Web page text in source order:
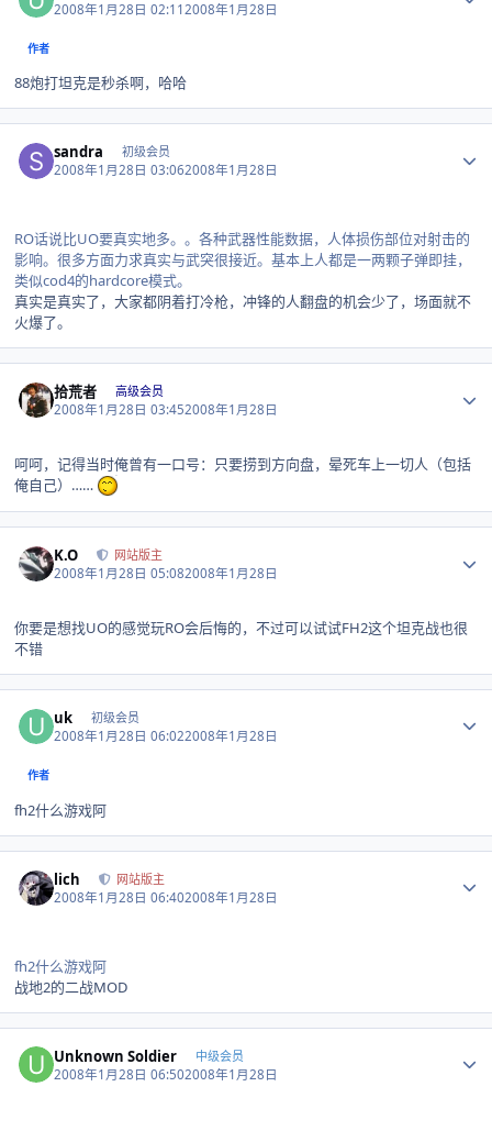
2008年1月28日 02:112008年1月28日
作者
88炮打坦克是秒杀啊，哈哈
sandra 初级会员
2008年1月28日 03:062008年1月28日
RO话说比UO要真实地多。。各种武器性能数据，人体损伤部位对射击的
影响。很多方面力求真实与武突很接近。基本上人都是一两颗子弹即挂，
类似cod4的hardcore模式。
真实是真实了，大家都阴着打冷枪，冲锋的人翻盘的机会少了，场面就不
火爆了。
拾荒者 高级会员
2008年1月28日 03:452008年1月28日
呵呵，记得当时俺曾有一口号：只要捞到方向盘，晕死车上一切人（包括
俺自己）……
K.O 网站版主
2008年1月28日 05:082008年1月28日
你要是想找UO的感觉玩RO会后悔的，不过可以试试FH2这个坦克战也很
不错
uk 初级会员
2008年1月28日 06:022008年1月28日
作者
fh2什么游戏阿
lich 网站版主
2008年1月28日 06:402008年1月28日
fh2什么游戏阿
战地2的二战MOD
Unknown Soldier 中级会员
2008年1月28日 06:502008年1月28日